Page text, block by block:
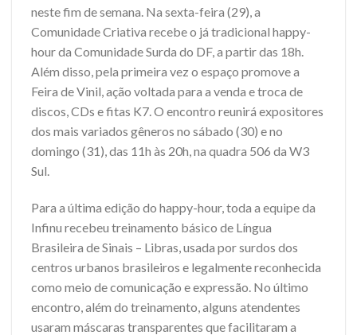
neste fim de semana. Na sexta-feira (29), a
Comunidade Criativa recebe o já tradicional happy-
hour da Comunidade Surda do DF, a partir das 18h.
Além disso, pela primeira vez o espaço promove a
Feira de Vinil, ação voltada para a venda e troca de
discos, CDs e fitas K7. O encontro reunirá expositores
dos mais variados gêneros no sábado (30) e no
domingo (31), das 11h às 20h, na quadra 506 da W3
Sul.
Para a última edição do happy-hour, toda a equipe da
Infinu recebeu treinamento básico de Língua
Brasileira de Sinais – Libras, usada por surdos dos
centros urbanos brasileiros e legalmente reconhecida
como meio de comunicação e expressão. No último
encontro, além do treinamento, alguns atendentes
usaram máscaras transparentes que facilitaram a